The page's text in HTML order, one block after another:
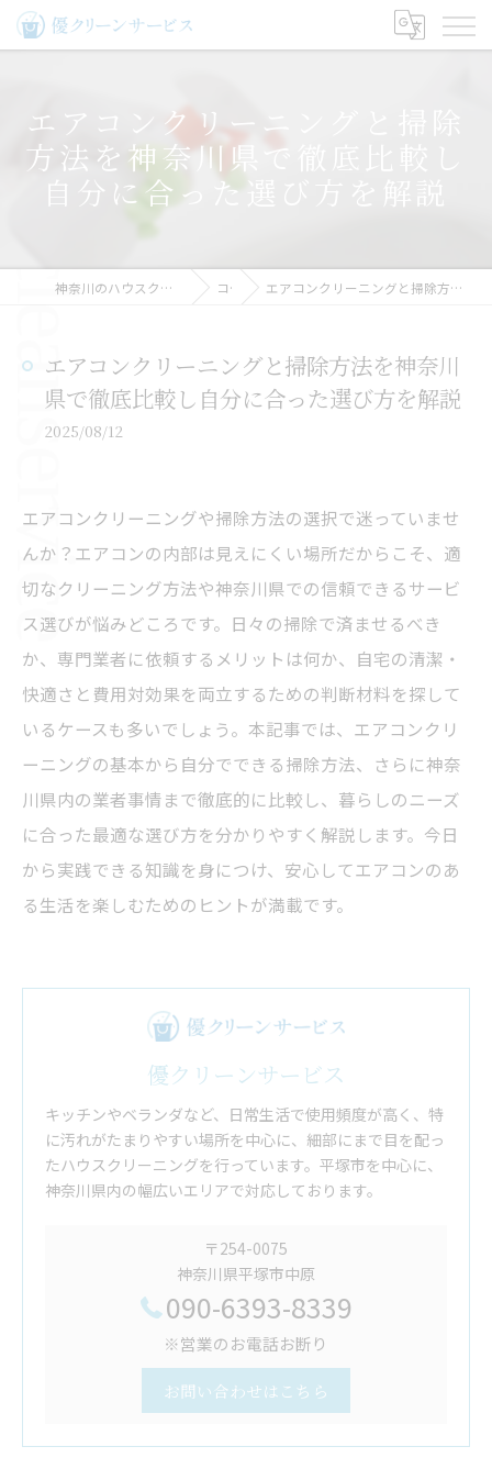
エアコンクリーニングと掃除
方法を神奈川県で徹底比較し
自分に合った選び方を解説
神奈川のハウスクリーニングなら優クリーンサービス コラム エアコンクリーニングと掃除方法を神奈川県で徹底比較し自分に合った選び方を解説
エアコンクリーニングと掃除方法を神奈川
県で徹底比較し自分に合った選び方を解説
2025/08/12
エアコンクリーニングや掃除方法の選択で迷っていませ
んか？エアコンの内部は見えにくい場所だからこそ、適
切なクリーニング方法や神奈川県での信頼できるサービ
ス選びが悩みどころです。日々の掃除で済ませるべき
か、専門業者に依頼するメリットは何か、自宅の清潔・
快適さと費用対効果を両立するための判断材料を探して
いるケースも多いでしょう。本記事では、エアコンクリ
ーニングの基本から自分でできる掃除方法、さらに神奈
川県内の業者事情まで徹底的に比較し、暮らしのニーズ
に合った最適な選び方を分かりやすく解説します。今日
から実践できる知識を身につけ、安心してエアコンのあ
る生活を楽しむためのヒントが満載です。
優クリーンサービス
キッチンやベランダなど、日常生活で使用頻度が高く、特
に汚れがたまりやすい場所を中心に、細部にまで目を配っ
たハウスクリーニングを行っています。平塚市を中心に、
神奈川県内の幅広いエリアで対応しております。
〒254-0075
神奈川県平塚市中原
090-6393-8339
※営業のお電話お断り
お問い合わせはこちら